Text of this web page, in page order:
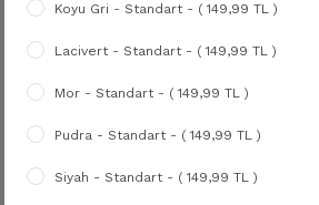
Koyu Gri - Standart - ( 149,99 TL )
Lacivert - Standart - ( 149,99 TL )
Mor - Standart - ( 149,99 TL )
Pudra - Standart - ( 149,99 TL )
Siyah - Standart - ( 149,99 TL )